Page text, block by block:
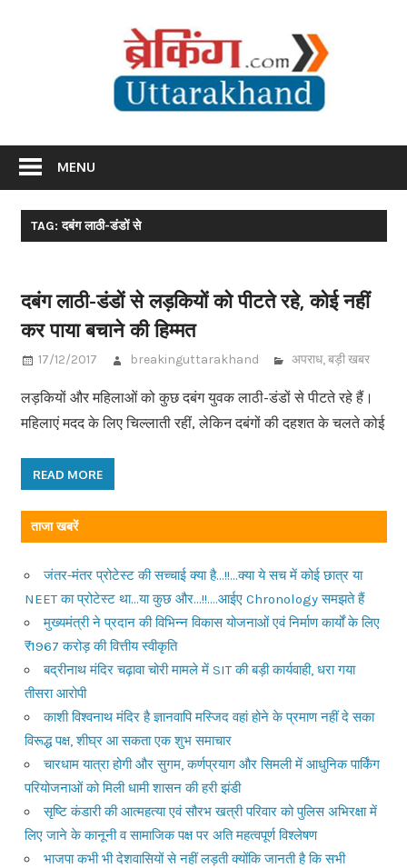
MENU
TAG: दबंग लाठी-डंडों से
दबंग लाठी-डंडों से लड़कियों को पीटते रहे, कोई नहीं
कर पाया बचाने की हिम्मत
17/12/2017 breakinguttarakhand अपराध,बड़ी खबर
लड़कियों और महिलाओं को कुछ दबंग युवक लाठी-डंडों से पीटते रहे हैं।
महिलाएं मदद के लिए चिल्लाती रहीं, लेकिन दबंगों की दहशत के चलते कोई
READ MORE
ताजा खबरें
जंतर-मंतर प्रोटेस्ट की सच्चाई क्या है…!!…क्या ये सच में कोई छात्र या
NEET का प्रोटेस्ट था…या कुछ और…!!….आईए Chronology समझते हैं
मुख्यमंत्री ने प्रदान की विभिन्न विकास योजनाओं एवं निर्माण कार्यों के लिए
₹1967 करोड़ की वित्तीय स्वीकृति
बद्रीनाथ मंदिर चढ़ावा चोरी मामले में SIT की बड़ी कार्यवाही, धरा गया
तीसरा आरोपी
काशी विश्वनाथ मंदिर है ज्ञानवापि मस्जिद वहां होने के प्रमाण नहीं दे सका
विरूद्ध पक्ष, शीघ्र आ सकता एक शुभ समाचार
चारधाम यात्रा होगी और सुगम, कर्णप्रयाग और सिमली में आधुनिक पार्किंग
परियोजनाओं को मिली धामी शासन की हरी झंडी
सृष्टि कंडारी की आत्महत्या एवं सौरभ खत्री परिवार को पुलिस अभिरक्षा में
लिए जाने के कानूनी व सामाजिक पक्ष पर अति महत्वपूर्ण विश्लेषण
भाजपा कभी भी देशवासियों से नहीं लड़ती क्योंकि जानती है कि सभी